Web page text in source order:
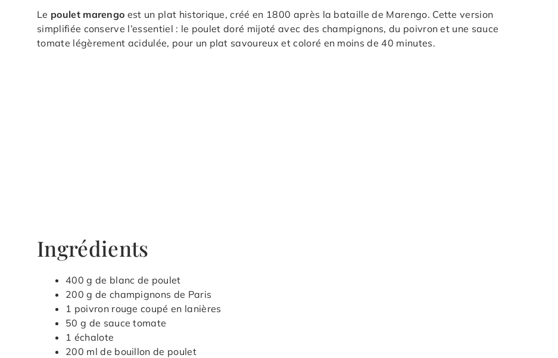
Le poulet marengo est un plat historique, créé en 1800 après la bataille de Marengo. Cette version
simplifiée conserve l’essentiel : le poulet doré mijoté avec des champignons, du poivron et une sauce
tomate légèrement acidulée, pour un plat savoureux et coloré en moins de 40 minutes.
Ingrédients
400 g de blanc de poulet
200 g de champignons de Paris
1 poivron rouge coupé en lanières
50 g de sauce tomate
1 échalote
200 ml de bouillon de poulet